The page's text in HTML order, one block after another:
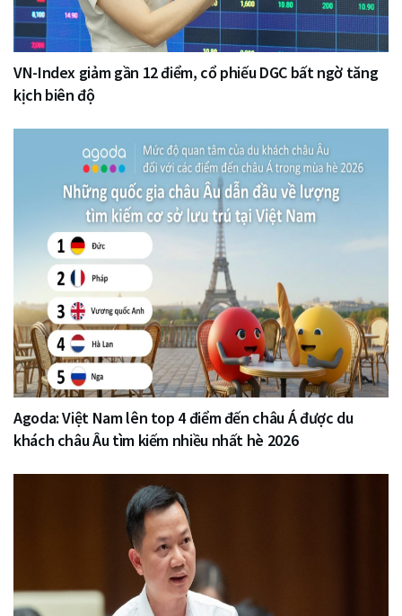
VN-Index giảm gần 12 điểm, cổ phiếu DGC bất ngờ tăng
kịch biên độ
Agoda: Việt Nam lên top 4 điểm đến châu Á được du
khách châu Âu tìm kiếm nhiều nhất hè 2026